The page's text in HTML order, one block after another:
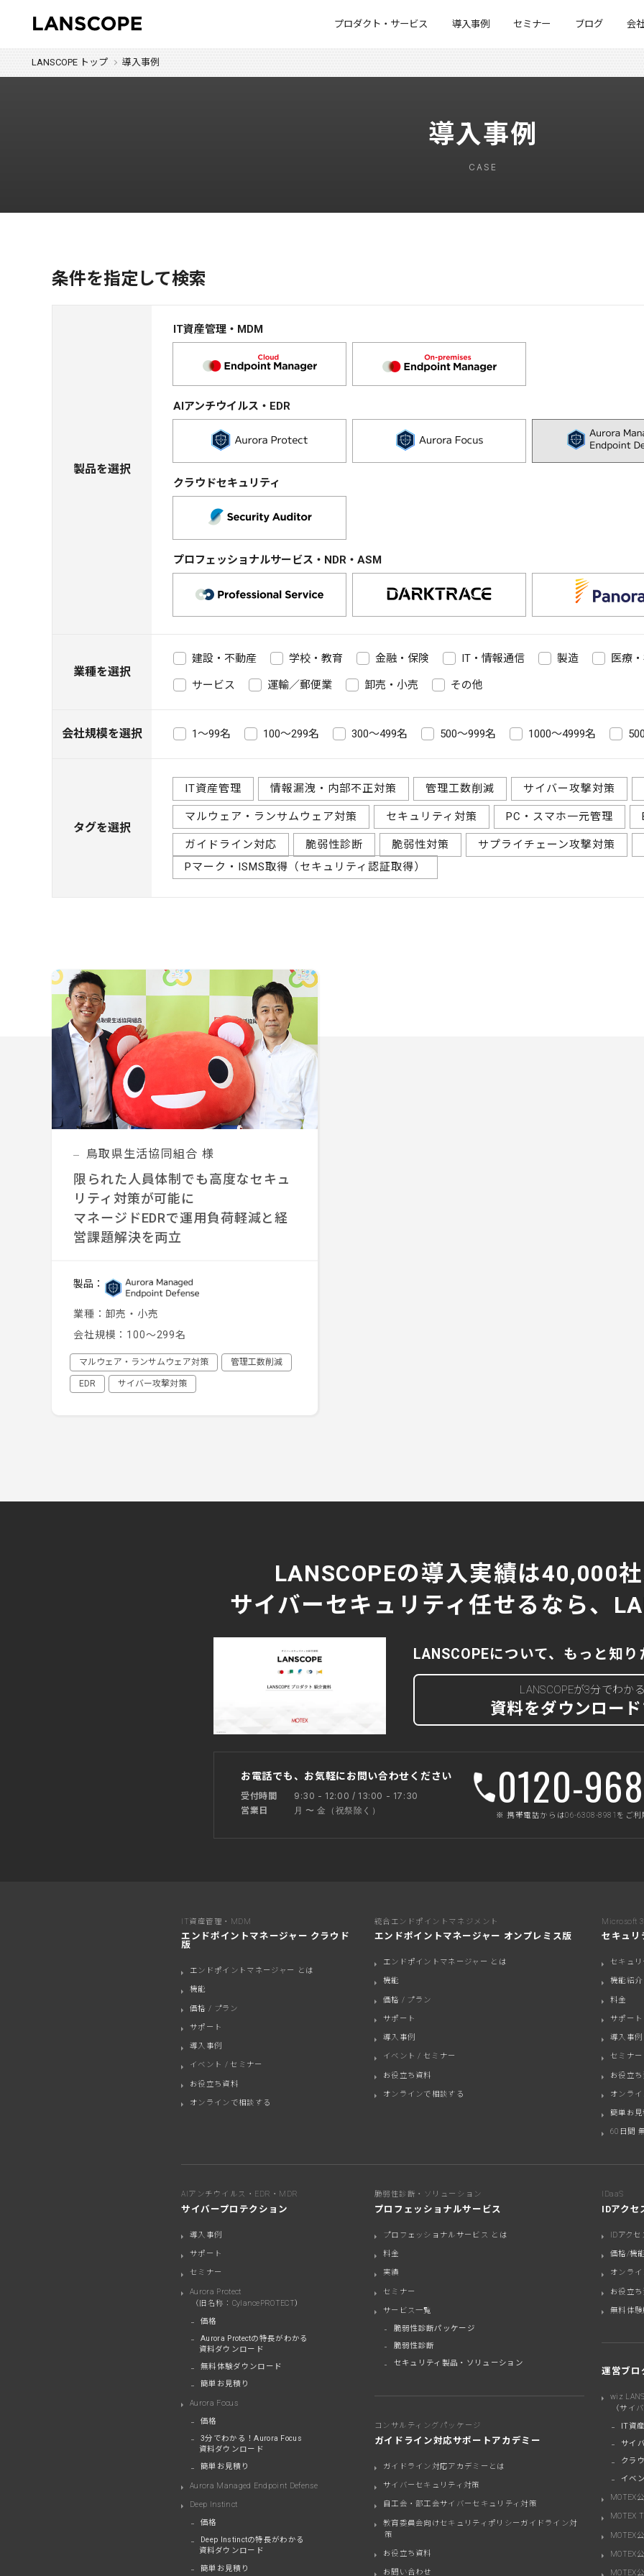
プロダクト・サービス 導入事例 セミナー ブログ 会
LANSCOPE トップ 導入事例
導入事例
CASE
条件を指定して検索
製品を選択
IT資産管理・MDM
AIアンチウイルス・EDR
クラウドセキュリティ
プロフェッショナルサービス・NDR・ASM
業種を選択
建設・不動産 学校・教育 金融・保険 IT・情報通信 製造 医療
サービス 運輸／郵便業 卸売・小売 その他
会社規模を選択 1～99名 100～299名 300～499名 500～999名 1000～4999名
タグを選択
IT資産管理 情報漏洩・内部不正対策 管理工数削減 サイバー攻撃対策
マルウェア・ランサムウェア対策 セキュリティ対策 PC・スマホ一元管理
ガイドライン対応 脆弱性診断 脆弱性対策 サプライチェーン攻撃対策
Pマーク・ISMS取得（セキュリティ認証取得）
鳥取県生活協同組合 様
限られた人員体制でも高度なセキュ
リティ対策が可能に
マネージドEDRで運用負荷軽減と経
営課題解決を両立
製品：
業種： 卸売・小売
会社規模： 100～299名
マルウェア・ランサムウェア対策 管理工数削減
EDR サイバー攻撃対策
LANSCOPEの導入実績は40,000
サイバーセキュリティ任せるなら、
LANSCOPEについて、もっと知
LANSCOPEが3分でわかる
資料をダウンロード
お電話でも、お気軽にお問い合わせください
受付時間 9:30 - 12:00 / 13:00 - 17:30
営業日 月 〜 金（祝祭除く） 0120-
※ 携帯電話からは06-6308-8981をご利
IT資産管理・MDM
エンドポイントマネージャー クラウド
版
エンドポイントマネージャー とは
機能
価格 / プラン
サポート
導入事例
イベント / セミナー
お役立ち資料
オンラインで相談する
統合エンドポイントマネジメント
エンドポイントマネージャー オンプレミス版
エンドポイントマネージャー とは
機能
価格 / プラン
サポート
導入事例
イベント / セミナー
お役立ち資料
オンラインで相談する
Microsoft
セキュリ
セキュ
機能紹介
料金
サポー
導入事例
セミナー
お役立
オンラ
簡単お見
60日間
AIアンチウイルス・EDR・MDR
サイバープロテクション
導入事例
サポート
セミナー
Aurora Protect
（旧名称：CylancePROTECT）
価格
Aurora Protectの特長がわかる
資料ダウンロード
無料体験ダウンロード
簡単お見積り
Aurora Focus
価格
3分でわかる！Aurora Focus
資料ダウンロード
簡単お見積り
Aurora Managed Endpoint Defense
Deep Instinct
価格
Deep Instinctの特長がわかる
資料ダウンロード
簡単お見積り
脆弱性診断・ソリューション
プロフェッショナルサービス
プロフェッショナルサービス とは
料金
実績
セミナー
サービス一覧
脆弱性診断パッケージ
脆弱性診断
セキュリティ製品・ソリューション
コンサルティングパッケージ
ガイドライン対応サポートアカデミー
ガイドライン対応アカデミーとは
サイバーセキュリティ対策
自工会・部工会サイバーセキュリティ対策
教育委員会向けセキュリティポリシーガイドライン対
策
お役立ち資料
お問い合わせ
IDaaS
IDアクセ
IDアク
価格/機
オンラ
お役立
無料体験
運営ブロ
wiz
（サイ
IT資
サイ
クラ
イベ
MOTEX
MOTEX
MOTEX
MOTEX
MOTEX